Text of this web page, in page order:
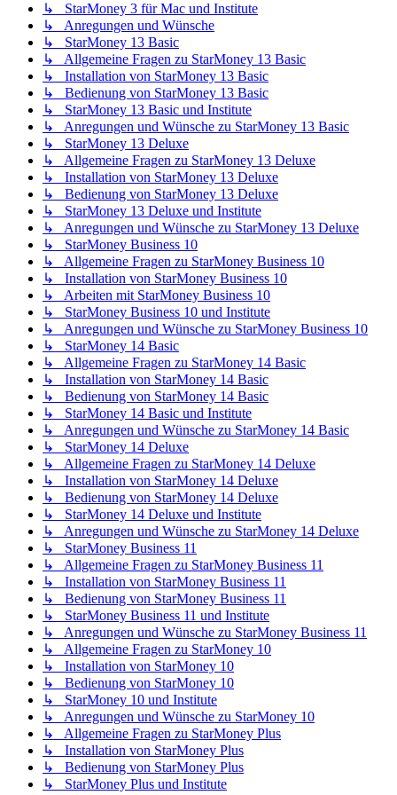
↳ StarMoney 3 für Mac und Institute
↳ Anregungen und Wünsche
↳ StarMoney 13 Basic
↳ Allgemeine Fragen zu StarMoney 13 Basic
↳ Installation von StarMoney 13 Basic
↳ Bedienung von StarMoney 13 Basic
↳ StarMoney 13 Basic und Institute
↳ Anregungen und Wünsche zu StarMoney 13 Basic
↳ StarMoney 13 Deluxe
↳ Allgemeine Fragen zu StarMoney 13 Deluxe
↳ Installation von StarMoney 13 Deluxe
↳ Bedienung von StarMoney 13 Deluxe
↳ StarMoney 13 Deluxe und Institute
↳ Anregungen und Wünsche zu StarMoney 13 Deluxe
↳ StarMoney Business 10
↳ Allgemeine Fragen zu StarMoney Business 10
↳ Installation von StarMoney Business 10
↳ Arbeiten mit StarMoney Business 10
↳ StarMoney Business 10 und Institute
↳ Anregungen und Wünsche zu StarMoney Business 10
↳ StarMoney 14 Basic
↳ Allgemeine Fragen zu StarMoney 14 Basic
↳ Installation von StarMoney 14 Basic
↳ Bedienung von StarMoney 14 Basic
↳ StarMoney 14 Basic und Institute
↳ Anregungen und Wünsche zu StarMoney 14 Basic
↳ StarMoney 14 Deluxe
↳ Allgemeine Fragen zu StarMoney 14 Deluxe
↳ Installation von StarMoney 14 Deluxe
↳ Bedienung von StarMoney 14 Deluxe
↳ StarMoney 14 Deluxe und Institute
↳ Anregungen und Wünsche zu StarMoney 14 Deluxe
↳ StarMoney Business 11
↳ Allgemeine Fragen zu StarMoney Business 11
↳ Installation von StarMoney Business 11
↳ Bedienung von StarMoney Business 11
↳ StarMoney Business 11 und Institute
↳ Anregungen und Wünsche zu StarMoney Business 11
↳ Allgemeine Fragen zu StarMoney 10
↳ Installation von StarMoney 10
↳ Bedienung von StarMoney 10
↳ StarMoney 10 und Institute
↳ Anregungen und Wünsche zu StarMoney 10
↳ Allgemeine Fragen zu StarMoney Plus
↳ Installation von StarMoney Plus
↳ Bedienung von StarMoney Plus
↳ StarMoney Plus und Institute